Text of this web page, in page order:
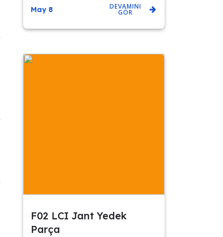
May 8 DEVAMINI
GÖR
F02 LCI Jant Yedek
Parça